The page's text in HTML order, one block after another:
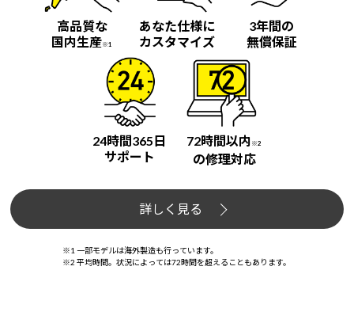
高品質な
国内生産※1
あなた仕様に
カスタマイズ
3年間の
無償保証
24時間365日
サポート
72時間以内 ※2
の修理対応
詳しく見る
※1 一部モデルは海外製造も行っています。
※2 平均時間。状況によっては72時間を超えることもあります。